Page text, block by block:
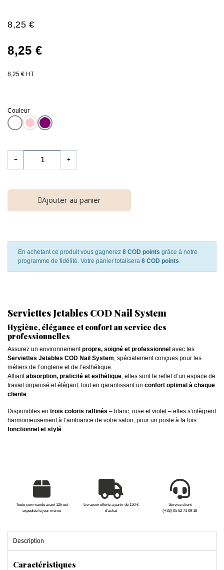
8,25 €
8,25 €
8,25 € HT
Couleur
− +
Ajouter au panier
En achetant ce produit vous gagnerez 8 COD points grâce à notre
programme de fidélité. Votre panier totalisera 8 COD points.
Serviettes Jetables COD Nail System
Hygiène, élégance et confort au service des
professionnelles
Assurez un environnementpropre, soigné et professionnel avec les
Serviettes Jetables COD Nail System, spécialement conçues pour les
métiers de l’onglerie et de l’esthétique.
Alliantabsorption, praticité et esthétique, elles sont le reflet d’un espace de
travail organisé et élégant, tout en garantissant un confort optimal à chaque
cliente.
Disponibles en trois coloris raffinés – blanc, rose et violet – elles s’intègrent
harmonieusement à l’ambiance de votre salon, pour un poste à la fois
fonctionnel et stylé.
Toute commande avant 12h est
expédiée le jour même
Livraison offerte à partir de 150 €
d'achat
Service client
(+33) 05 62 71 09 18
Description
Caractéristiques